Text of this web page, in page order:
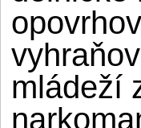
mládeží